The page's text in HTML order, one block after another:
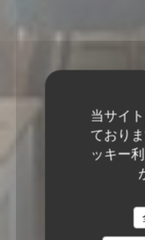
当サイ
ており
ッキー